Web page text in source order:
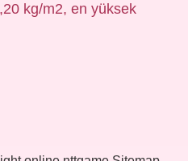
kg/m2, en yüksek